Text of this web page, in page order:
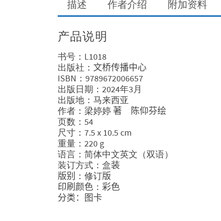
描述 作者介绍 附加资料
产品说明
书号：L1018
出版社： 文桥传播中心
ISBN：9789672006657
出版日期：2024年3月
出版地：马来西亚
作者：梁婷婷 著 陈仰芬绘
页数：54
尺寸：7.5 x 10.5 cm
重量：220 g
语言：简体中文英文（双语）
装订方式：盒装
版别 ：修订版
印刷颜色 ： 彩色
分类：图卡